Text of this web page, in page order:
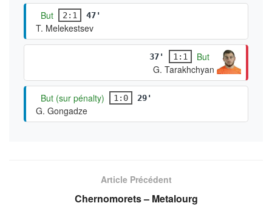
But 2:1 47'
T. Melekestsev
37' 1:1
But
G. Tarakhchyan
But (sur pénalty) 1:0 29'
G. Gongadze
Article Précédent
Chernomorets – Metalourg